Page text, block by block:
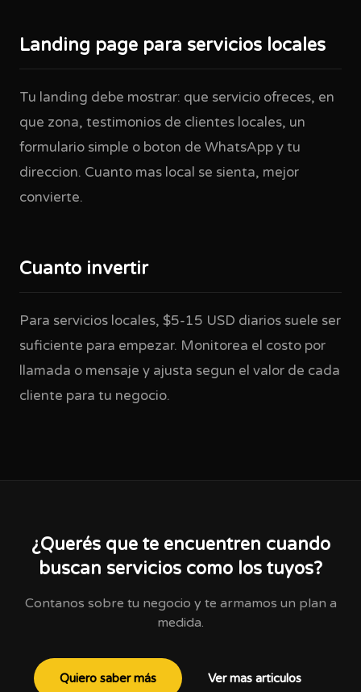
Landing page para servicios locales
Tu landing debe mostrar: que servicio ofreces, en
que zona, testimonios de clientes locales, un
formulario simple o boton de WhatsApp y tu
direccion. Cuanto mas local se sienta, mejor
convierte.
Cuanto invertir
Para servicios locales, $5-15 USD diarios suele ser
suficiente para empezar. Monitorea el costo por
llamada o mensaje y ajusta segun el valor de cada
cliente para tu negocio.
¿Querés que te encuentren cuando
buscan servicios como los tuyos?
Contanos sobre tu negocio y te armamos un plan a
medida.
Quiero saber más Ver mas articulos